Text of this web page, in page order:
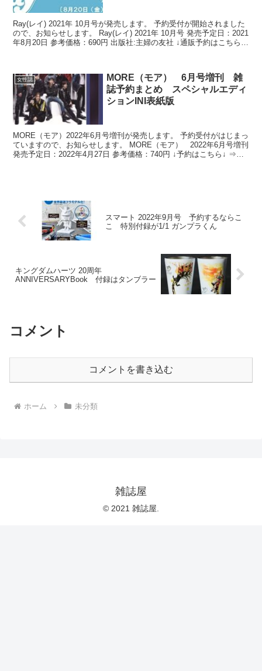
Ray(レイ) 2021年 10月号が発売します。 予約受付が開始されました
ので、お知らせします。 Ray(レイ) 2021年 10月号 発売予定日：2021
年8月20日 参考価格：690円 出版社:主婦の友社 ↓通販予約はこちら↓
女性誌
MORE（モア） 6月号増刊 雑
誌予約まとめ スペシャルエディ
ションINI表紙版
MORE（モア）2022年6月号増刊が発売します。 予約受付がはじまっ
ていますので、お知らせします。 MORE（モア） 2022年6月号増刊
発売予定日：2022年4月27日 参考価格：740円 ↓予約はこちら↓ ⇒ア
スマート 2022年9月号 予約するならこ
こ 特別付録が1/1 ガンプラくん
キングダムハーツ 20周年
ANNIVERSARYBook 付録はタンブラー
コメント
コメントを書き込む
ホーム 未分類
雑誌屋
© 2021 雑誌屋.